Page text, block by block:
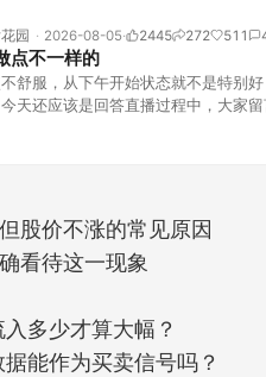
园 2026-08-05 2445 272 511
点不一样的
舒服，从下午开始状态就不是特别
天还应该是回答直播过程中，大家
股价不涨的常见原因
看待这一现象
多少才算大幅？
能作为买卖信号吗？